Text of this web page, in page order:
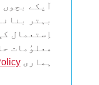
آپکے بچوں
بہتر
اِستعمال
معلوُمات
ہماری